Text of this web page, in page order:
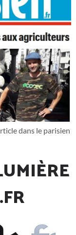
dans le parisien